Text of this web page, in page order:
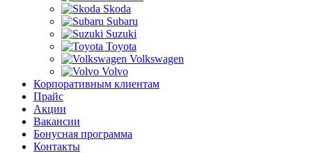
Skoda
Subaru
Suzuki
Toyota
Volkswagen
Volvo
Корпоративным клиентам
Прайс
Акции
Вакансии
Бонусная программа
Контакты